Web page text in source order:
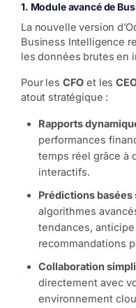
1. Module avancé de
La nouvelle version
Business Intelligence
les données brutes en
Pour les CFO et les
atout stratégique :
Rapports
performances
temps réel grâce à
interactifs.
Prédictions basées
algorithmes
tendances,
recommandations
Collaboration
directement avec
environnement